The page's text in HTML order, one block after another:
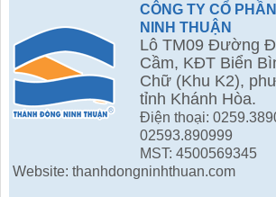
CÔNG TY CỔ
NINH THUẬN
Lô TM09 Đường
Cầm, KĐT Biển
Chữ (Khu K2),
tỉnh Khánh Hòa.
Điện thoại:
02593.890999
MST: 4500569345
Website: thanhdongninhthuan.com